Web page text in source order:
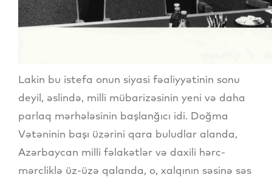
Lakin bu istefa onun siyasi fəaliyyətinin sonu
deyil, əslində, milli mübarizəsinin yeni və daha
parlaq mərhələsinin başlanğıcı idi. Doğma
Vətəninin başı üzərini qara buludlar alanda,
Azərbaycan milli fəlakətlər və daxili hərc-
mərcliklə üz-üzə qalanda, o, xalqının səsinə səs